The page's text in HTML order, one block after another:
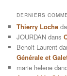
DERNIERS
Thierry Loche
JOURDAN dans
Benoit Laurent
Générale et
marie helene